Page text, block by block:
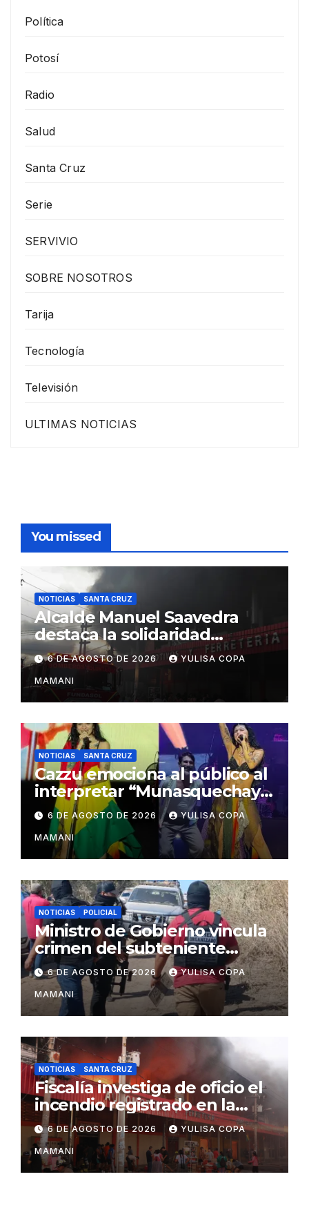
Política
Potosí
Radio
Salud
Santa Cruz
Serie
SERVIVIO
SOBRE NOSOTROS
Tarija
Tecnología
Televisión
ULTIMAS NOTICIAS
You missed
NOTICIAS SANTA CRUZ
Alcalde Manuel Saavedra
destaca la solidaridad
durante la emergencia en
Barrio Lindo
6 DE AGOSTO DE 2026 YULISA COPA
MAMANI
NOTICIAS SANTA CRUZ
Cazzu emociona al público al
interpretar “Munasquechay”
en su concierto en Santa
Cruz
6 DE AGOSTO DE 2026 YULISA COPA
MAMANI
NOTICIAS POLICIAL
Ministro de Gobierno vincula
crimen del subteniente
Salazar con la red de
Sebastián Marset
6 DE AGOSTO DE 2026 YULISA COPA
MAMANI
NOTICIAS SANTA CRUZ
Fiscalía investiga de oficio el
incendio registrado en la
feria Barrio Lindo
6 DE AGOSTO DE 2026 YULISA COPA
MAMANI